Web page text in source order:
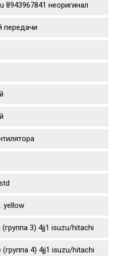
8943967841 неоригинал
передачи
yellow
3) 4jj1 isuzu/hitachi
4) 4jj1 isuzu/hitachi